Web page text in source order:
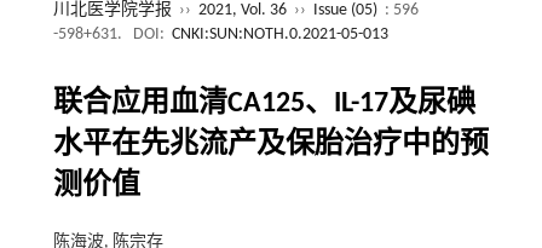
川北医学院学报 ›› 2021, Vol. 36 ›› Issue (05) : 596
-598+631.
DOI: CNKI:SUN:NOTH.0.2021-05-013
联合应用血清CA125、IL-17及尿碘
水平在先兆流产及保胎治疗中的预
测价值
陈海波, 陈宗存